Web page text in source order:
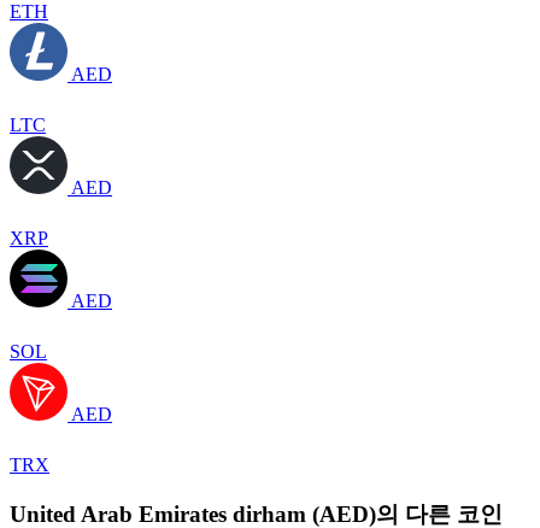
ETH
AED
LTC
AED
XRP
AED
SOL
AED
TRX
United Arab Emirates dirham (AED)의 다른 코인